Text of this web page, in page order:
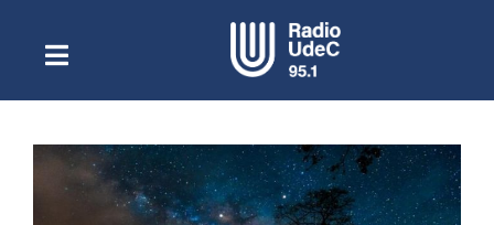
contenidoToggle
NavigationEscuchar Radio UdeC en vivo
Quiénes Somos
Programación